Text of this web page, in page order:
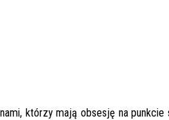
którzy mają obsesję na